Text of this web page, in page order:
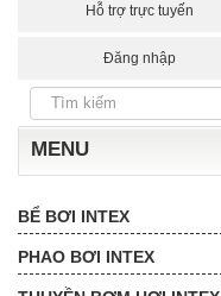
Hỗ trợ trực tuyến
Đăng nhập
MENU
BỂ BƠI INTEX
PHAO BƠI INTEX